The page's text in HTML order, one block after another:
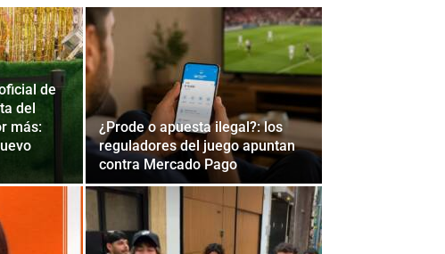
de
del
más:
¿Prode o apuesta ilegal?: los
reguladores del juego apuntan
contra Mercado Pago